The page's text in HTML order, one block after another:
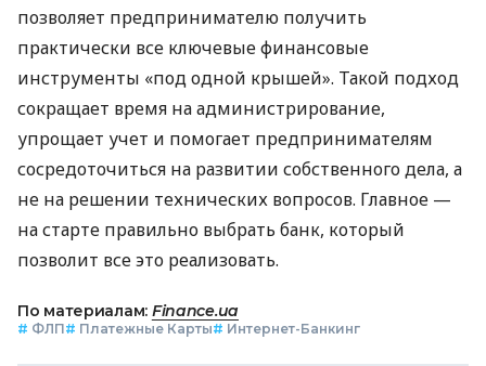
позволяет предпринимателю получить
практически все ключевые финансовые
инструменты «под одной крышей». Такой подход
сокращает время на администрирование,
упрощает учет и помогает предпринимателям
сосредоточиться на развитии собственного дела, а
не на решении технических вопросов. Главное —
на старте правильно выбрать банк, который
позволит все это реализовать.
По материалам: Finance.ua
# ФЛП# Платежные Карты# Интернет-Банкинг